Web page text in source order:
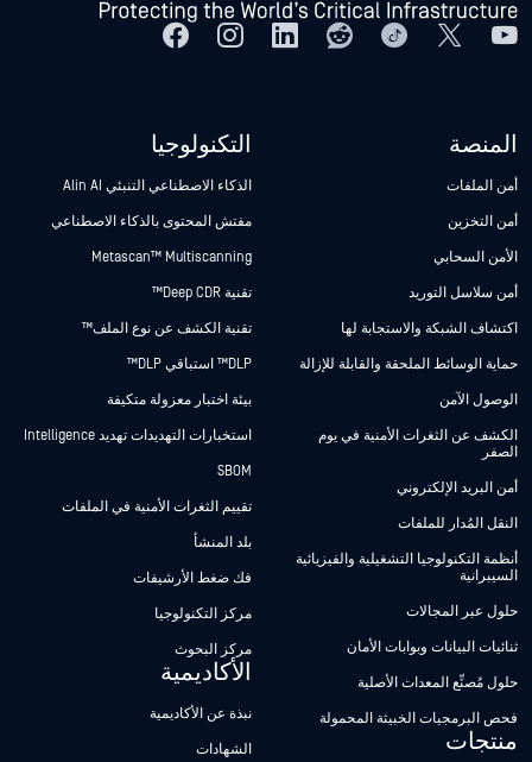
المنصة
أمن الملفات
أمن التخزين
الأمن السحابي
أمن سلاسل التوريد
اكتشاف الشبكة والاستجابة لها
حماية الوسائط الملحقة والقابلة للإزالة
الوصول الآمن
الكشف عن الثغرات الأمنية في يوم
الصفر
أمن البريد الإلكتروني
النقل المُدار للملفات
أنظمة التكنولوجيا التشغيلية والفيزيائية
السيبرانية
حلول عبر المجالات
ثنائيات البيانات وبوابات الأمان
حلول مُصنِّع المعدات الأصلية
فحص البرمجيات الخبيثة المحمولة
منتجات
التكنولوجيا
الذكاء الاصطناعي التنبئي Alin AI
مفتش المحتوى بالذكاء الاصطناعي
Metascan™ Multiscanning
تقنية Deep CDR™
تقنية الكشف عن نوع الملف™
DLP™ استباقي DLP™
بيئة اختبار معزولة متكيفة
استخبارات التهديدات تهديد Intelligence
SBOM
تقييم الثغرات الأمنية في الملفات
بلد المنشأ
فك ضغط الأرشيفات
مركز التكنولوجيا
مركز البحوث
الأكاديمية
نبذة عن الأكاديمية
الشهادات